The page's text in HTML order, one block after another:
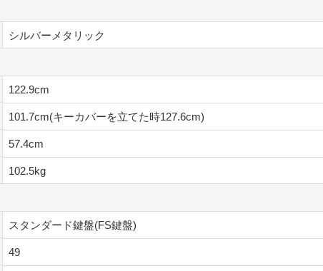
シルバーメタリック
122.9cm
101.7cm(キーカバーを立てた時127.6cm)
57.4cm
102.5kg
スタンダード鍵盤(FS鍵盤)
49